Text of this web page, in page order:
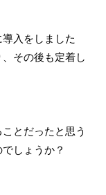
入をしました
その後も定着し
とだったと思う
しょうか？